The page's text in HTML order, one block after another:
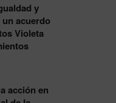
y
acuerdo
Violeta
acción en